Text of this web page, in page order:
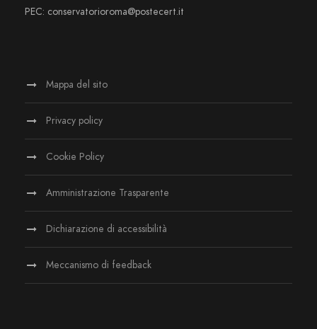
PEC: conservatorioroma@postecert.it
Mappa del sito
Privacy policy
Cookie Policy
Amministrazione Trasparente
Dichiarazione di accessibilità
Meccanismo di feedback